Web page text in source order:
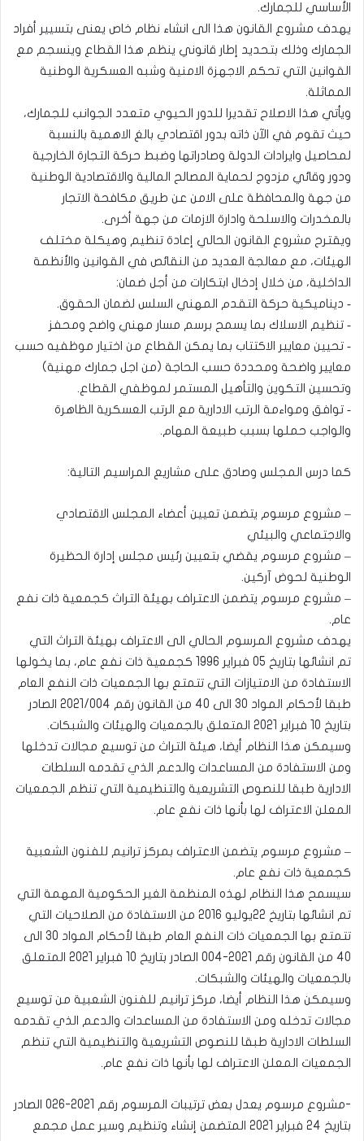
الأساسي للجمارك.
يهدف مشروع القانون هذا الى انشاء نظام خاص يعنى بتسيير أفراد
الجمارك وذلك بتحديد إطار قانوني ينظم هذا القطاع وينسجم مع
القوانين التي تحكم الاجهزة الامنية وشبه العسكرية الوطنية
المماثلة.
ويأتي هذا الاصلاح تقديرا للدور الحيوي متعدد الجوانب للجمارك،
حيث تقوم في الآن ذاته بدور اقتصادي بالغ الاهمية بالنسبة
لمحاصيل وايرادات الدولة وصادراتها وضبط حركة التجارة الخارجية
ودور وقائي مزدوج لحماية المصالح المالية والاقتصادية الوطنية
من جهة والمحافظة على الامن عن طريق مكافحة الاتجار
بالمخدرات والاسلحة وادارة الازمات من جهة أخرى.
ويقترح مشروع القانون الحالي إعادة تنظيم وهيكلة مختلف
الهيئات، مع معالجة العديد من النقائص في القوانين والأنظمة
الداخلية، من خلال إدخال ابتكارات من أجل ضمان:
‐ ديناميكية حركة التقدم المهني السلس لضمان الحقوق.
‐ تنظيم الاسلاك بما يسمح برسم مسار مهني واضح ومحفز
‐ تحيين معايير الاكتتاب بما يمكن القطاع من اختيار موظفيه حسب
معايير واضحة ومحددة حسب الحاجة (من اجل جمارك مهنية)
وتحسين التكوين والتأهيل المستمر لموظفي القطاع.
‐ توافق ومواءمة الرتب الادارية مع الرتب العسكرية الظاهرة
والواجب حملها بسبب طبيعة المهام.
كما درس المجلس وصادق على مشاريع المراسيم التالية:
– مشروع مرسوم يتضمن تعيين أعضاء المجلس الاقتصادي
والاجتماعي والبيئي
– مشروع مرسوم يقضي بتعيين رئيس مجلس إدارة الحظيرة
الوطنية لحوض آركين.
– مشروع مرسوم يتضمن الاعتراف بهيئة التراث كجمعية ذات نفع
عام.
يهدف مشروع المرسوم الحالي الى الاعتراف بهيئة التراث التي
تم انشائها بتاريخ 05 فبراير 1996 كجمعية ذات نفع عام، بما يخولها
الاستفادة من الامتيازات التي تتمتع بها الجمعيات ذات النفع العام
طبقا لأحكام المواد 30 الى 40 من القانون رقم 2021/004 الصادر
بتاريخ 10 فبراير 2021 المتعلق بالجمعيات والهيئات والشبكات.
وسيمكن هذا النظام أيضا، هيئة التراث من توسيع مجالات تدخلها
ومن الاستفادة من المساعدات والدعم الذي تقدمه السلطات
الادارية طبقا للنصوص التشريعية والتنظيمية التي تنظم الجمعيات
المعلن الاعتراف لها بأنها ذات نفع عام.
– مشروع مرسوم يتضمن الاعتراف بمركز ترانيم للفنون الشعبية
كجمعية ذات نفع عام.
سيسمح هذا النظام لهذه المنظمة الغير الحكومية المهمة التي
تم انشائها بتاريخ 22يوليو 2016 من الاستفادة من الصلاحيات التي
تتمتع بها الجمعيات ذات النفع العام طبقا لأحكام المواد 30 الى
40 من القانون رقم 2021-004 الصادر بتاريخ 10 فبراير 2021 المتعلق
بالجمعيات والهيئات والشبكات.
وسيمكن هذا النظام أيضا، مركز ترانيم للفنون الشعبية من توسيع
مجالات تدخله ومن الاستفادة من المساعدات والدعم الذي تقدمه
السلطات الادارية طبقا للنصوص التشريعية والتنظيمية التي تنظم
الجمعيات المعلن الاعتراف لها بأنها ذات نفع عام.
-مشروع مرسوم يعدل بعض ترتيبات المرسوم رقم 2021-026 الصادر
بتاريخ 24 فبراير 2021 المتضمن إنشاء وتنظيم وسير عمل مجمع